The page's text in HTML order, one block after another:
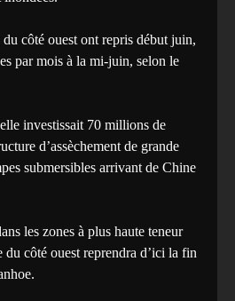
côté ouest ont repris début juin,
par mois à la mi-juin, selon le
investissait 70 millions de
d’assèchement de grande
submersibles arrivant de Chine
les zones à plus haute teneur
côté ouest reprendra d’ici la fin